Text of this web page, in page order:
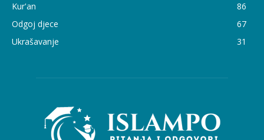
Kur'an
86
Odgoj djece
67
Ukrašavanje
31